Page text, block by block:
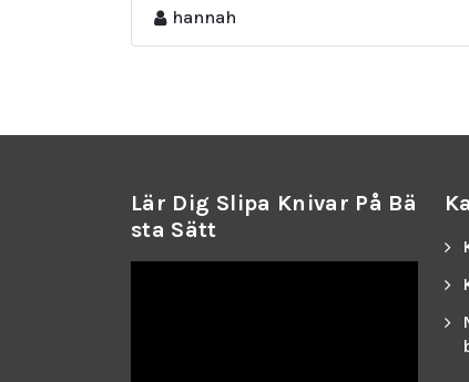
hannah
Lär Dig Slipa Knivar På Bä
Sta Sätt